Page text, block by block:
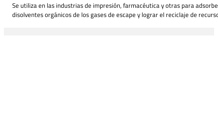
Se utiliza en las industrias de impresión, farmacéutica y otras para
disolventes orgánicos de los gases de escape y lograr el reciclaje de